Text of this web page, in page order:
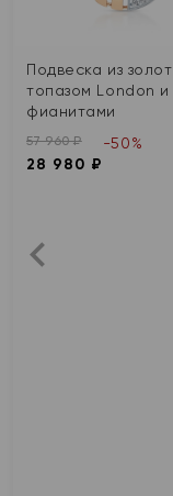
Подвеска из
топазом London и
фианитами
57 960 ₽
28 980 ₽
-50%